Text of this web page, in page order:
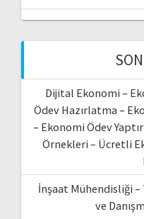
Dijital Ekonomi –
Ödev Hazırlatma –
– Ekonomi Ödev
Örnekleri – Ücretli
İnşaat Mühendisliği –
ve